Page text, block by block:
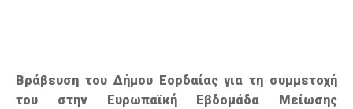
Βράβευση του Δήμου Εορδαίας για τη συμμετοχή
του στην Ευρωπαϊκή Εβδομάδα Μείωσης